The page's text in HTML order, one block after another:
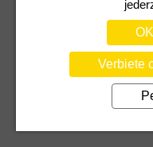
PRIVACY
Verbiete